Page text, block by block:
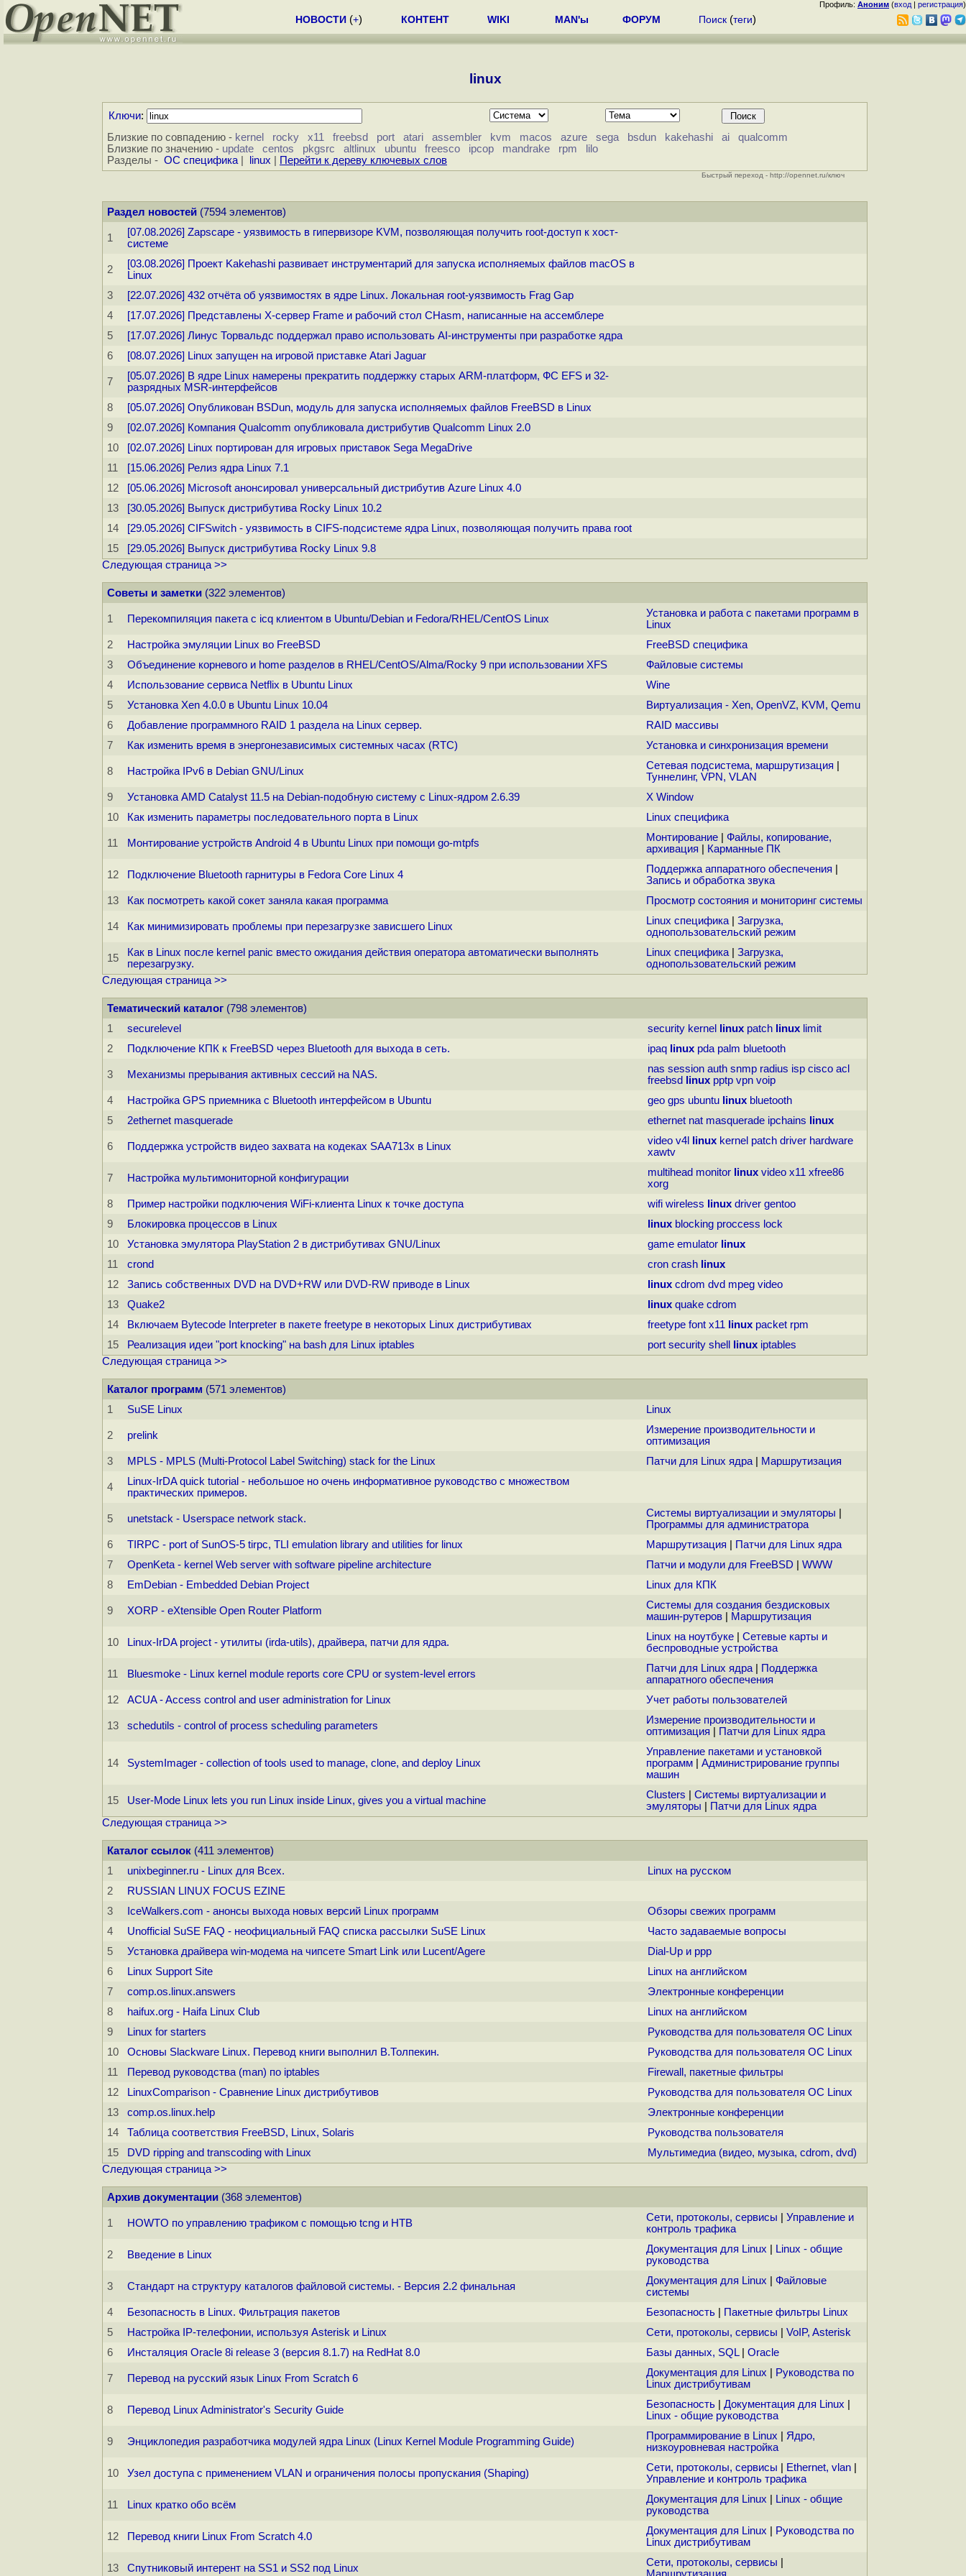
Профиль: Аноним (вход | регистрация)
НОВОСТИ (+) КОНТЕНТ WIKI MAN'ы ФОРУМ Поиск (теги)
linux
Ключи:
Близкие по совпадению - kernel rocky x11 freebsd port atari assembler kvm macos azure sega bsdun kakehashi ai
qualcomm
Близкие по значению - update centos pkgsrc altlinux ubuntu freesco ipcop mandrake rpm
lilo
Разделы - ОС специфика| linux Перейти к дереву ключевых слов
Быстрый переход - http://opennet.ru/ключ
Раздел новостей (7594 элементов)
1
[07.08.2026] Zapscape - уязвимость в гипервизоре KVM, позволяющая получить root-доступ к хост-
системе
2
[03.08.2026] Проект Kakehashi развивает инструментарий для запуска исполняемых файлов macOS в
Linux
3
[22.07.2026] 432 отчёта об уязвимостях в ядре Linux. Локальная root-уязвимость Frag Gap
4
[17.07.2026] Представлены X-сервер Frame и рабочий стол CHasm, написанные на ассемблере
5
[17.07.2026] Линус Торвальдс поддержал право использовать AI-инструменты при разработке ядра
6
[08.07.2026] Linux запущен на игровой приставке Atari Jaguar
7
[05.07.2026] В ядре Linux намерены прекратить поддержку старых ARM-платформ, ФС EFS и 32-
разрядных MSR-интерфейсов
8
[05.07.2026] Опубликован BSDun, модуль для запуска исполняемых файлов FreeBSD в Linux
9
[02.07.2026] Компания Qualcomm опубликовала дистрибутив Qualcomm Linux 2.0
10
[02.07.2026] Linux портирован для игровых приставок Sega MegaDrive
11
[15.06.2026] Релиз ядра Linux 7.1
12
[05.06.2026] Microsoft анонсировал универсальный дистрибутив Azure Linux 4.0
13
[30.05.2026] Выпуск дистрибутива Rocky Linux 10.2
14
[29.05.2026] CIFSwitch - уязвимость в CIFS-подсистеме ядра Linux, позволяющая получить права root
15
[29.05.2026] Выпуск дистрибутива Rocky Linux 9.8
Следующая страница >>
Советы и заметки (322 элементов)
1 Перекомпиляция пакета с icq клиентом в Ubuntu/Debian и Fedora/RHEL/CentOS Linux
Установка и работа с пакетами программ в
Linux
2
Настройка эмуляции Linux во FreeBSD
FreeBSD специфика
3
Объединение корневого и home разделов в RHEL/CentOS/Alma/Rocky 9 при использовании XFS
Файловые системы
4
Использование сервиса Netflix в Ubuntu Linux
Wine
5
Установка Xen 4.0.0 в Ubuntu Linux 10.04
Виртуализация - Xen, OpenVZ, KVM, Qemu
6
Добавление программного RAID 1 раздела на Linux сервер.
RAID массивы
7
Как изменить время в энергонезависимых системных часах (RTC) Установка и синхронизация времени
8 Настройка IPv6 в Debian GNU/Linux Сетевая подсистема, маршрутизация
Туннелинг, VPN, VLAN
9
Установка AMD Catalyst 11.5 на Debian-подобную систему с Linux-ядром 2.6.39
X Window
10
Как изменить параметры последовательного порта в Linux Linux специфика
11 Монтирование устройств Android 4 в Ubuntu Linux при помощи go-mtpfs Монтирование
Файлы, копирование,
архивация
Карманные ПК
12 Подключение Bluetooth гарнитуры в Fedora Core Linux 4 Поддержка аппаратного обеспечения
Запись и обработка звука
13
Как посмотреть какой сокет заняла какая программа Просмотр состояния и мониторинг системы
14 Как минимизировать проблемы при перезагрузке зависшего Linux Linux специфика
Загрузка,
однопользовательский режим
15
Как в Linux после kernel panic вместо ожидания действия оператора автоматически выполнять
перезагрузку.
Linux специфика
Загрузка,
однопользовательский режим
Следующая страница >>
Тематический каталог (798 элементов)
1
securelevel security kernel linux patch linux limit
2
Подключение КПК к FreeBSD через Bluetooth для выхода в сеть. ipaq linux pda palm bluetooth
3 Механизмы прерывания активных сессий на NAS. nas session auth snmp radius isp cisco acl
freebsd
linux pptp vpn voip
4
Настройка GPS приемника с Bluetooth интерфейсом в Ubuntu geo gps ubuntu linux bluetooth
5
2ethernet masquerade ethernet nat masquerade ipchains linux
6 Поддержка устройств видео захвата на кодеках SAA713x в Linux video v4l linux kernel patch driver hardware
xawtv
7 Настройка мультимониторной конфигурации multihead monitor linux video x11 xfree86
xorg
8
Пример настройки подключения WiFi-клиента Linux к точке доступа wifi wireless linux driver gentoo
9
Блокировка процессов в Linux linux blocking proccess lock
10
Установка эмулятора PlayStation 2 в дистрибутивах GNU/Linux game emulator linux
11
crond cron crash linux
12
Запись собственных DVD на DVD+RW или DVD-RW приводе в Linux linux cdrom dvd mpeg video
13
Quake2 linux quake cdrom
14
Включаем Bytecode Interpreter в пакете freetype в некоторых Linux дистрибутивах freetype font x11 linux packet rpm
15
Реализация идеи "port knocking" на bash для Linux iptables port security shell linux iptables
Следующая страница >>
Каталог программ (571 элементов)
1
SuSE Linux Linux
2 prelink
Измерение производительности и
оптимизация
3
MPLS - MPLS (Multi-Protocol Label Switching) stack for the Linux Патчи для Linux ядра Маршрутизация
4
Linux-IrDA quick tutorial - небольшое но очень информативное руководство с множеством
практических примеров.
5 unetstack - Userspace network stack. Системы виртуализации и эмуляторы
Программы для администратора
6
TIRPC - port of SunOS-5 tirpc, TLI emulation library and utilities for linux Маршрутизация
Патчи для Linux ядра
7
OpenKeta - kernel Web server with software pipeline architecture Патчи и модули для FreeBSD
WWW
8
EmDebian - Embedded Debian Project Linux для КПК
9 XORP - eXtensible Open Router Platform
Системы для создания бездисковых
машин-рутеров
Маршрутизация
10 Linux-IrDA project - утилиты (irda-utils), драйвера, патчи для ядра. Linux на ноутбуке
Сетевые карты и
беспроводные устройства
11 Bluesmoke - Linux kernel module reports core CPU or system-level errors Патчи для Linux ядра
Поддержка
аппаратного обеспечения
12
ACUA - Access control and user administration for Linux Учет работы пользователей
13 schedutils - control of process scheduling parameters
Измерение производительности и
оптимизация
Патчи для Linux ядра
14 SystemImager - collection of tools used to manage, clone, and deploy Linux
Управление пакетами и установкой
программ
Администрирование группы
машин
15 User-Mode Linux lets you run Linux inside Linux, gives you a virtual machine Clusters
Системы виртуализации и
эмуляторы
Патчи для Linux ядра
Следующая страница >>
Каталог ссылок (411 элементов)
1
unixbeginner.ru - Linux для Всех.
Linux на русском
2
RUSSIAN LINUX FOCUS EZINE
3
IceWalkers.com - анонсы выхода новых версий Linux программ
Обзоры свежих программ
4
Unofficial SuSE FAQ - неофициальный FAQ списка рассылки SuSE Linux
Часто задаваемые вопросы
5
Установка драйвера win-модема на чипсете Smart Link или Lucent/Agere
Dial-Up и ppp
6
Linux Support Site
Linux на английском
7
comp.os.linux.answers
Электронные конференции
8
haifux.org - Haifa Linux Club
Linux на английском
9
Linux for starters
Руководства для пользователя ОС Linux
10
Основы Slackware Linux. Перевод книги выполнил В.Толпекин.
Руководства для пользователя ОС Linux
11
Перевод руководства (man) по iptables
Firewall, пакетные фильтры
12
LinuxComparison - Сравнение Linux дистрибутивов
Руководства для пользователя ОС Linux
13
comp.os.linux.help
Электронные конференции
14
Таблица соответствия FreeBSD, Linux, Solaris
Руководства пользователя
15
DVD ripping and transcoding with Linux
Мультимедиа (видео, музыка, cdrom, dvd)
Следующая страница >>
Архив документации (368 элементов)
1 HOWTO по управлению трафиком с помощью tcng и HTB Сети, протоколы, сервисы
Управление и
контроль трафика
2 Введение в Linux Документация для Linux
Linux - общие
руководства
3 Стандарт на структуру каталогов файловой системы. - Версия 2.2 финальная Документация для Linux
Файловые
системы
4
Безопасность в Linux. Фильтрация пакетов Безопасность
Пакетные фильтры Linux
5
Настройка IP-телефонии, используя Asterisk и Linux Сети, протоколы, сервисы
VoIP, Asterisk
6
Инсталяция Oracle 8i release 3 (версия 8.1.7) на RedHat 8.0 Базы данных, SQL| Oracle
7 Перевод на русский язык Linux From Scratch 6 Документация для Linux
Руководства по
Linux дистрибутивам
8 Перевод Linux Administrator's Security Guide Безопасность Документация для Linux
Linux - общие руководства
9 Энциклопедия разработчика модулей ядра Linux (Linux Kernel Module Programming Guide) Программирование в Linux
Ядро,
низкоуровневая настройка
10 Узел доступа с применением VLAN и ограничения полосы пропускания (Shaping) Сети, протоколы, сервисы Ethernet, vlan
Управление и контроль трафика
11 Linux кратко обо всём Документация для Linux
Linux - общие
руководства
12 Перевод книги Linux From Scratch 4.0 Документация для Linux
Руководства по
Linux дистрибутивам
13 Спутниковый интерент на SS1 и SS2 под Linux Сети, протоколы, сервисы